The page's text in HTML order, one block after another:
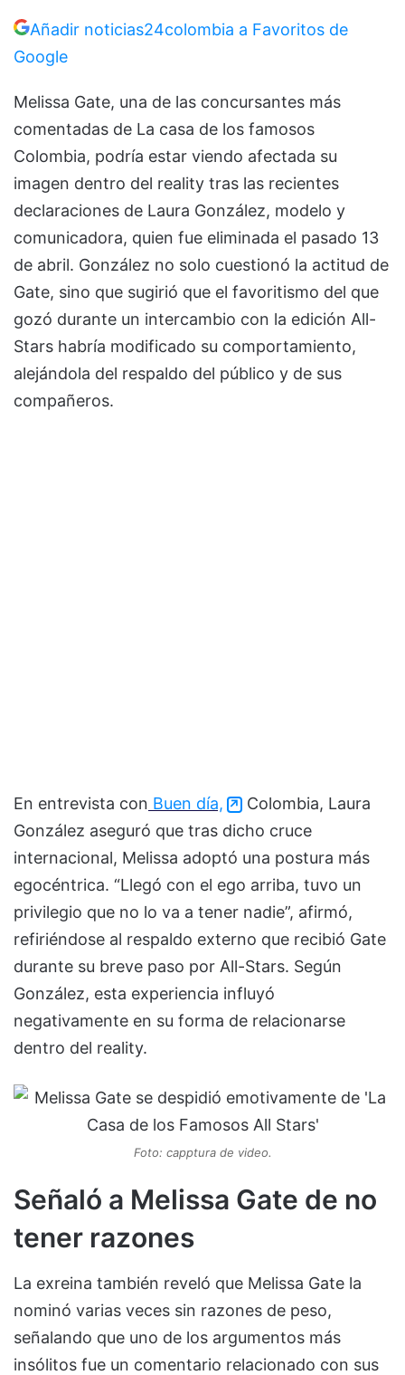
Añadir noticias24colombia a Favoritos de
Google
Melissa Gate, una de las concursantes más
comentadas de La casa de los famosos
Colombia, podría estar viendo afectada su
imagen dentro del reality tras las recientes
declaraciones de Laura González, modelo y
comunicadora, quien fue eliminada el pasado 13
de abril. González no solo cuestionó la actitud de
Gate, sino que sugirió que el favoritismo del que
gozó durante un intercambio con la edición All-
Stars habría modificado su comportamiento,
alejándola del respaldo del público y de sus
compañeros.
En entrevista con Buen día,
Colombia, Laura
González aseguró que tras dicho cruce
internacional, Melissa adoptó una postura más
egocéntrica. “Llegó con el ego arriba, tuvo un
privilegio que no lo va a tener nadie”, afirmó,
refiriéndose al respaldo externo que recibió Gate
durante su breve paso por All-Stars. Según
González, esta experiencia influyó
negativamente en su forma de relacionarse
dentro del reality.
Foto: capptura de video.
Señaló a Melissa Gate de no
tener razones
La exreina también reveló que Melissa Gate la
nominó varias veces sin razones de peso,
señalando que uno de los argumentos más
insólitos fue un comentario relacionado con sus